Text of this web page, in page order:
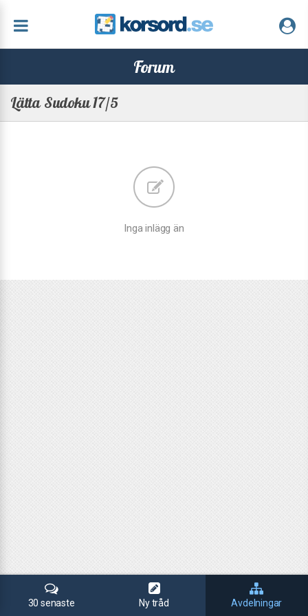
Forum
Lätta Sudoku 17/5
Inga inlägg än
30 senaste Ny tråd Avdelningar